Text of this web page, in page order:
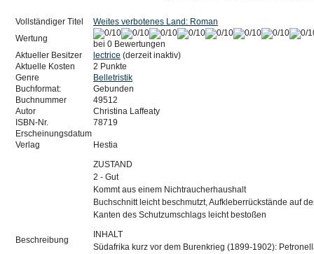
Vollständiger Titel
Weites verbotenes Land: Roman
Wertung
bei 0 Bewertungen
Aktueller Besitzer
lectrice (derzeit inaktiv)
Aktuelle Kosten
2 Punkte
Genre
Belletristik
Buchformat:
Gebunden
Buchnummer
49512
Autor
Christina Laffeaty
ISBN-Nr.
78719
Erscheinungsdatum
Verlag
Hestia
Beschreibung
ZUSTAND
2 - Gut
Kommt aus einem Nichtraucherhaushalt
Buchschnitt leicht beschmutzt, Aufkleberrückstände auf
Kanten des Schutzumschlags leicht bestoßen
INHALT
Südafrika kurz vor dem Burenkrieg (1899-1902):